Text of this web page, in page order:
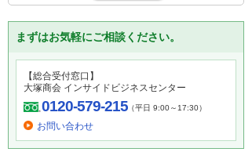
まずはお気軽にご相談ください。
【総合受付窓口】
大塚商会 インサイドビジネスセンター
0120-579-215（平日 9:00～17:30）
お問い合わせ